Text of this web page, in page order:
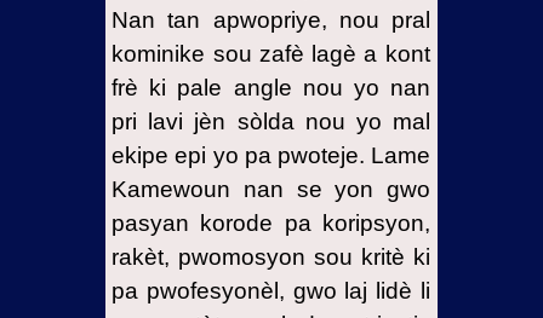
Nan tan apwopriye, nou pral
kominike sou zafè lagè a kont
frè ki pale angle nou yo nan
pri lavi jèn sòlda nou yo mal
ekipe epi yo pa pwoteje. Lame
Kamewoun nan se yon gwo
pasyan korode pa koripsyon,
rakèt, pwomosyon sou kritè ki
pa pwofesyonèl, gwo laj lidè li